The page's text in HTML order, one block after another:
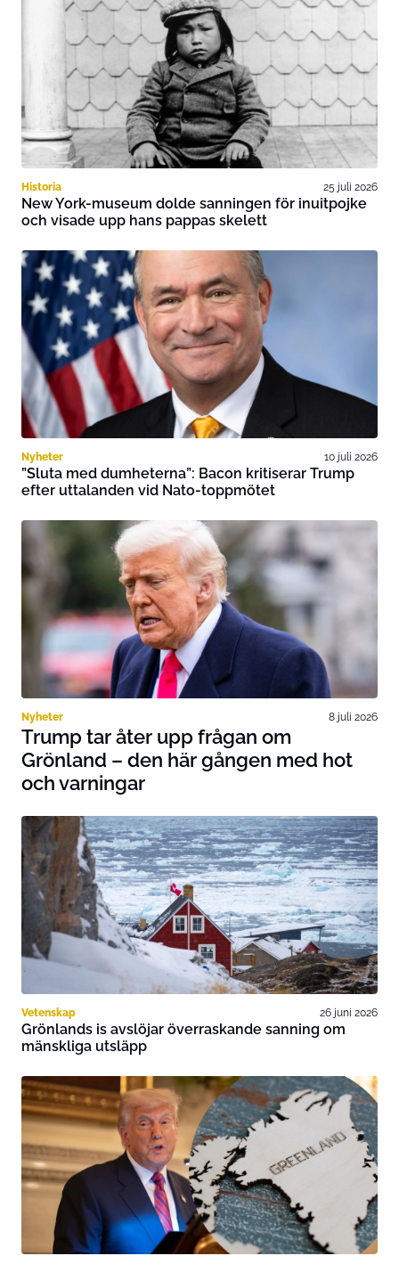
Historia 25 juli 2026
New York-museum dolde sanningen för inuitpojke
och visade upp hans pappas skelett
Nyheter 10 juli 2026
”Sluta med dumheterna”: Bacon kritiserar Trump
efter uttalanden vid Nato-toppmötet
Nyheter 8 juli 2026
Trump tar åter upp frågan om
Grönland – den här gången med hot
och varningar
Vetenskap 26 juni 2026
Grönlands is avslöjar överraskande sanning om
mänskliga utsläpp